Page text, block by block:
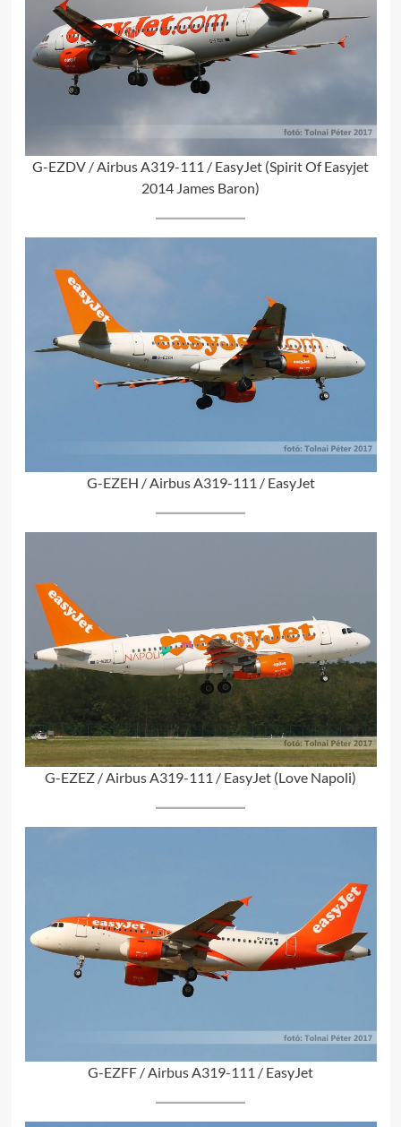
G-EZDV / Airbus A319-111 / EasyJet (Spirit Of Easyjet
2014 James Baron)
G-EZEH / Airbus A319-111 / EasyJet
G-EZEZ / Airbus A319-111 / EasyJet (Love Napoli)
G-EZFF / Airbus A319-111 / EasyJet